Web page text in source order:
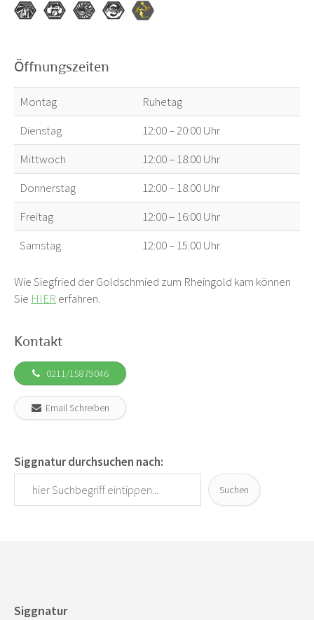
Öffnungszeiten
Montag
Ruhetag
Dienstag
12:00 – 20:00 Uhr
Mittwoch
12:00 – 18:00 Uhr
Donnerstag
12:00 – 18:00 Uhr
Freitag
12:00 – 16:00 Uhr
Samstag
12:00 – 15:00 Uhr
Wie Siegfried der Goldschmied zum Rheingold kam können
Sie HIER erfahren.
Kontakt
0211/15879046
Email Schreiben
Siggnatur durchsuchen nach:
Suchen
Siggnatur